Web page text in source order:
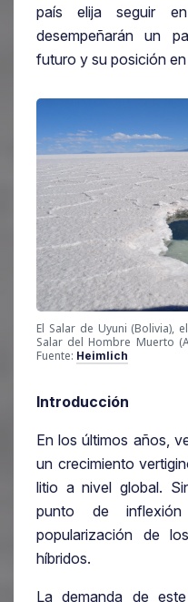
país elija seguir
desempeñarán un
futuro y su posición
El Salar de Uyuni (Bolivia),
Salar del Hombre Muerto
Fuente: Heimlich
Introducción
En los últimos años,
un crecimiento
litio a nivel global.
punto de
popularización de
híbridos.
La demanda de